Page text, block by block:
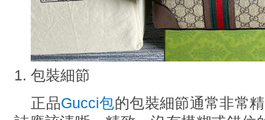
1. 包裝細節
正品Gucci包的包裝細節通常非常